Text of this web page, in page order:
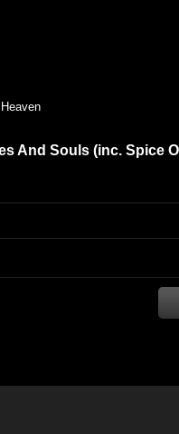
And Souls (inc. Spice